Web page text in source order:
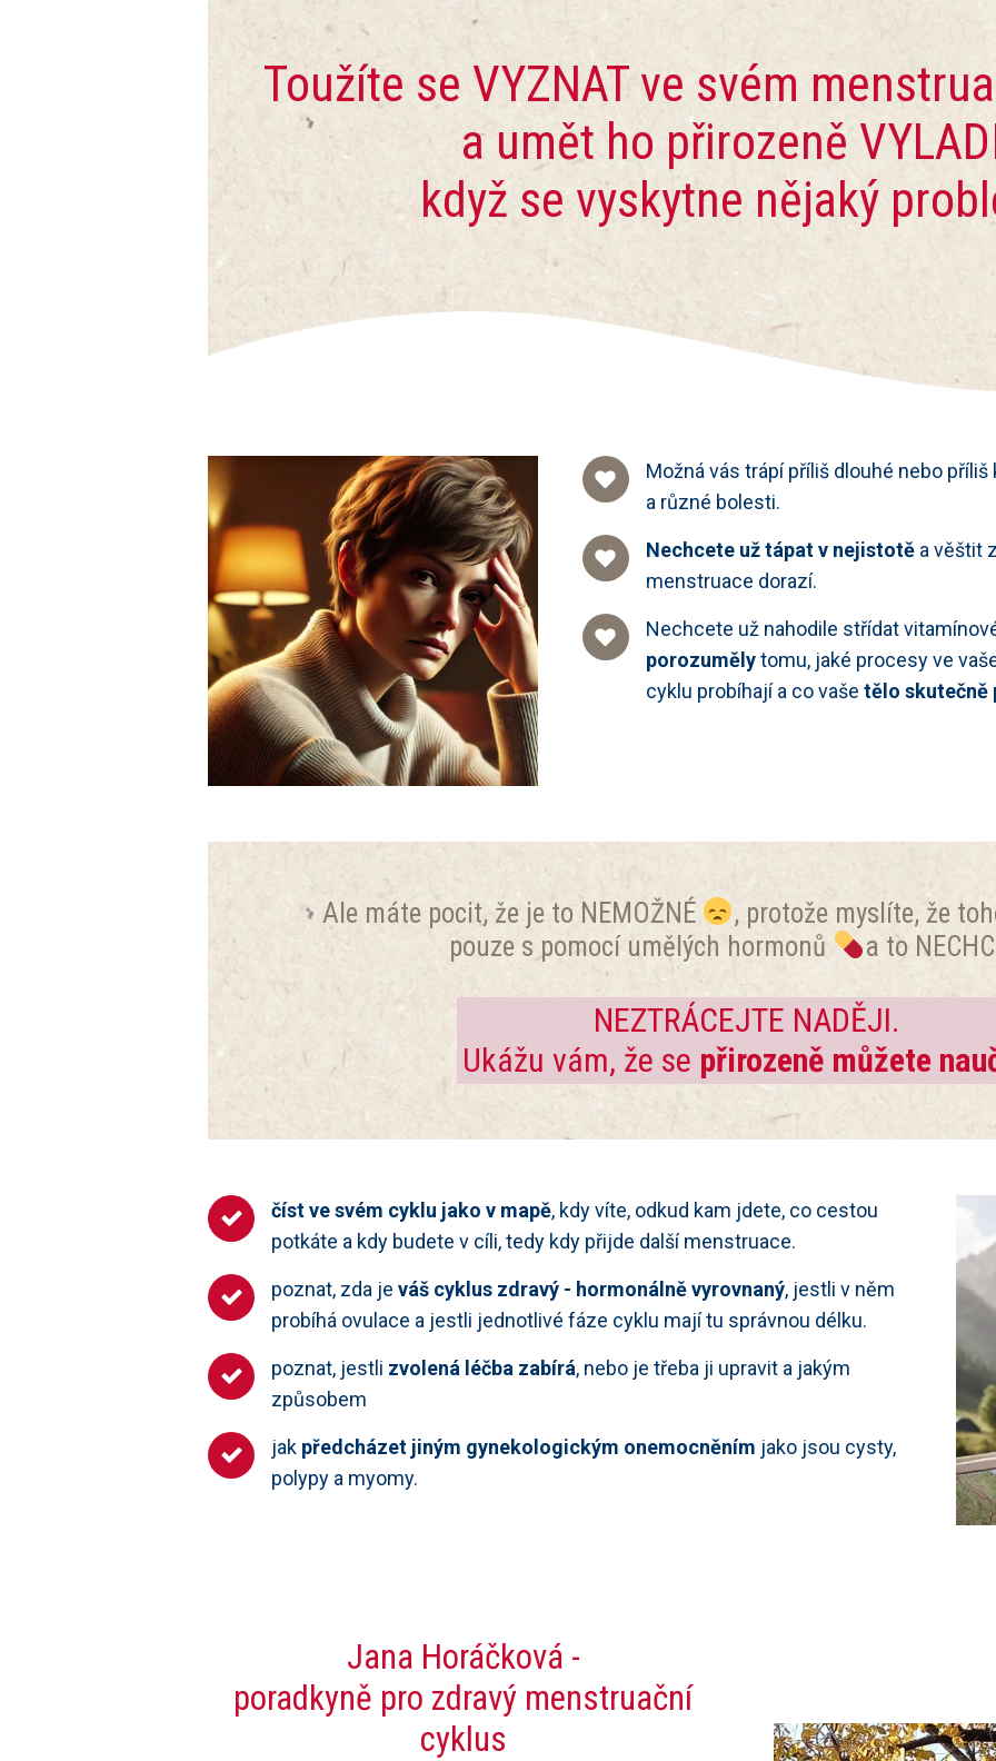
Toužíte se VYZNAT ve svém
a umět ho přirozeně
když se vyskytne nějaký
Možná vás trápí příliš dlouhé nebo
a různé bolesti.
Nechcete už tápat v nejistotěa věštit
menstruace dorazí.
Nechcete už nahodile střídat
porozumělytomu, jaké procesy ve
cyklu probíhají a co vaše tělo skutečně
Ale máte pocit, že je to NEMOŽNÉ
, protože myslíte, že
pouze s pomocí umělých hormonů
a to
NEZTRÁCEJTE NADĚJI.
Ukážu vám, že se přirozeně můžete
číst ve svém cyklu jako v mapě, kdy víte, odkud kam jdete, co cestou
potkáte a kdy budete v cíli, tedy kdy přijde další menstruace.
poznat, zda je váš cyklus zdravý - hormonálně vyrovnaný, jestli v něm
probíhá ovulace a jestli jednotlivé fáze cyklu mají tu správnou délku.
poznat, jestli zvolená léčba zabírá, nebo je třeba ji upravit a jakým
způsobem
jak předcházet jiným gynekologickým onemocněním jako jsou cysty,
polypy a myomy.
Jana Horáčková -
poradkyně pro zdravý menstruační
cyklus